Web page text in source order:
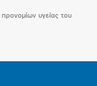
υγείας του